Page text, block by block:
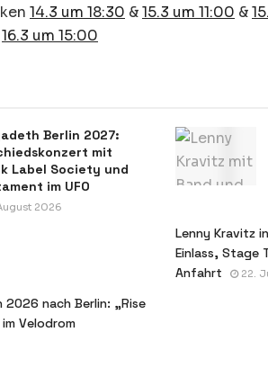
14.3 um 18:30 &15.3 um 11:00 &
16.3 um 15:00
Berlin 2027:
mit
Label Society und
im UFO
2026
Lenny Kravitz
Einlass, Stage
Anfahrt
22.
2026 nach Berlin: „Rise
Velodrom